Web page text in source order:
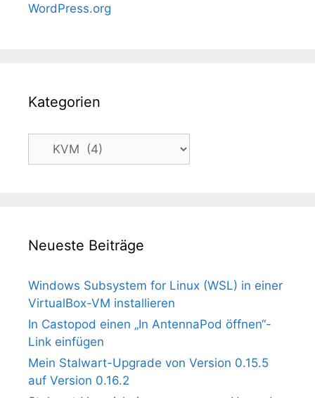
WordPress.org
Kategorien
Kategorien
Neueste Beiträge
Windows Subsystem for Linux (WSL) in einer
VirtualBox-VM installieren
In Castopod einen „In AntennaPod öffnen“-
Link einfügen
Mein Stalwart-Upgrade von Version 0.15.5
auf Version 0.16.2